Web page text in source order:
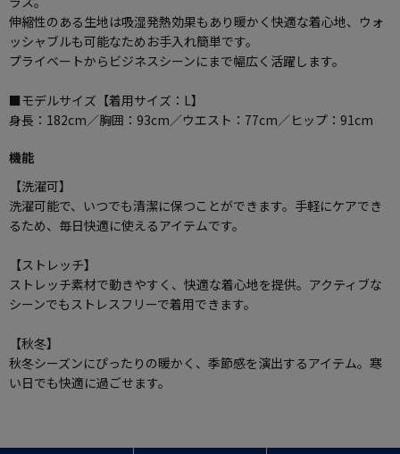
伸縮性のある生地は吸湿発熱効果もあり暖かく快適な着心地、ウォ
ッシャブルも可能なためお手入れ簡単です。
プライベートからビジネスシーンにまで幅広く活躍します。
■モデルサイズ【着用サイズ：L】
身長：182cm／胸囲：93cm／ウエスト：77cm／ヒップ：91cm
機能
【洗濯可】
洗濯可能で、いつでも清潔に保つことができます。手軽にケアでき
るため、毎日快適に使えるアイテムです。
【ストレッチ】
ストレッチ素材で動きやすく、快適な着心地を提供。アクティブな
シーンでもストレスフリーで着用できます。
【秋冬】
秋冬シーズンにぴったりの暖かく、季節感を演出するアイテム。寒
い日でも快適に過ごせます。